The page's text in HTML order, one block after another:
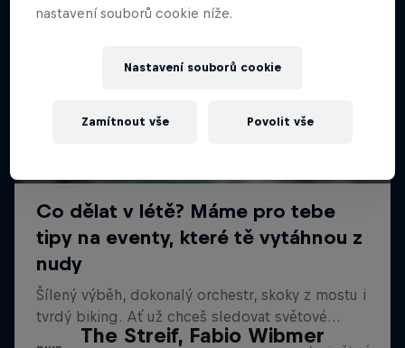
The Streif, Fabio Wibmer
nastavení souborů cookie níže.
Nastavení souborů cookie
Zamítnout vše Povolit vše